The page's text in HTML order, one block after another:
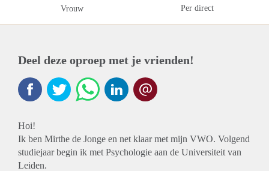
Vrouw Per direct
Deel deze oproep met je vrienden!
Hoi!
Ik ben Mirthe de Jonge en net klaar met mijn VWO. Volgend
studiejaar begin ik met Psychologie aan de Universiteit van
Leiden.